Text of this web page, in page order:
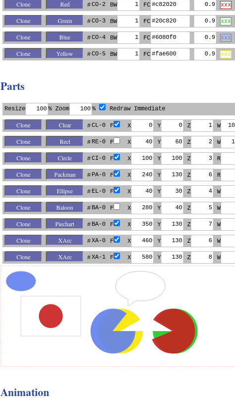
#CO-2 BW FC xxx
#CO-3 BW FC xxx
#CO-4 BW FC xxx
#CO-5 BW FC xxx
Parts
Resize % Zoom % Redraw Immediate
#CL-0 F X Y Z W
# RE-0 F X Y Z W
#CI-0 F X Y Z R
# PA-0 F X Y Z R
# EL-0 F X Y Z W
# BA-0 F X Y Z W
# BA-0 F X Y Z W
#XA-0 F X Y Z W
#XA-1 F X Y Z W
Animation